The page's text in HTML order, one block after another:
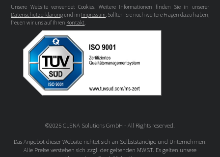
Unsere Website verwendet Cookies. Weitere Informationen finden Sie in unserer
Datenschutzerklärung und im Impressum . Sollten Sie noch weitere Fragen dazu haben,
freuen wir uns auf Ihren Kontakt
©2025 CLENA Solutions GmbH - All Rights reserved.
Das Angebot dieser Website richtet sich an Selbstständige und Unternehmen.
Alle Preise verstehen sich zzgl. der geltenden MWST. Es gelten unsere